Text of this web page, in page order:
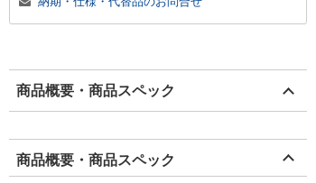
商品概要・商品スペック
商品概要・商品スペック